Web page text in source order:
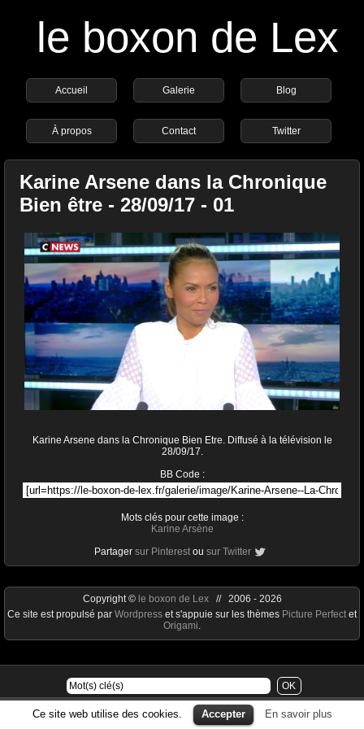
le boxon de Lex
Accueil Galerie Blog
À propos Contact Twitter
Karine Arsene dans la Chronique
Bien être - 28/09/17 - 01
Karine Arsene dans la Chronique Bien Etre. Diffusé à la télévision le
28/09/17.
BB Code :
Mots clés pour cette image :
Karine Arsène
Partager sur Pinterest ou sur Twitter
Ce site web utilise des cookies. Accepter En savoir plus
Copyright © le boxon de Lex// 2006 - 2026
Ce site est propulsé par Wordpress et s'appuie sur les thèmes Picture Perfect et
Origami.